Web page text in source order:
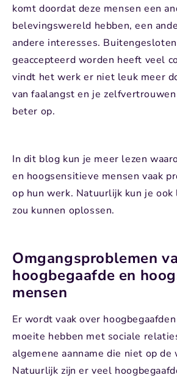
komt doordat deze mensen een
belevingswereld hebben, een
andere interesses.
geaccepteerd worden heeft veel
vindt het werk er niet leuk meer
van faalangst en je
beter op.
In dit blog kun je meer lezen
en hoogsensitieve mensen vaak
op hun werk. Natuurlijk kun je
zou kunnen oplossen.
Omgangsproblemen
hoogbegaafde en
mensen
Er wordt vaak over
moeite hebben met sociale
algemene aanname die niet op de
Natuurlijk zijn er veel